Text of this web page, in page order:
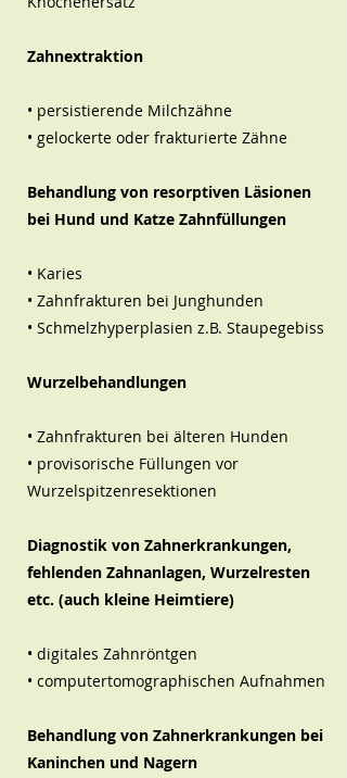
Zahnextraktion
• persistierende Milchzähne
• gelockerte oder frakturierte Zähne
Behandlung von resorptiven Läsionen
bei Hund und Katze Zahnfüllungen
• Karies
• Zahnfrakturen bei Junghunden
• Schmelzhyperplasien z.B. Staupegebiss
Wurzelbehandlungen
• Zahnfrakturen bei älteren Hunden
• provisorische Füllungen vor
Wurzelspitzenresektionen
Diagnostik von Zahnerkrankungen,
fehlenden Zahnanlagen, Wurzelresten
etc. (auch kleine Heimtiere)
• digitales Zahnröntgen
• computertomographischen Aufnahmen
Behandlung von Zahnerkrankungen bei
Kaninchen und Nagern